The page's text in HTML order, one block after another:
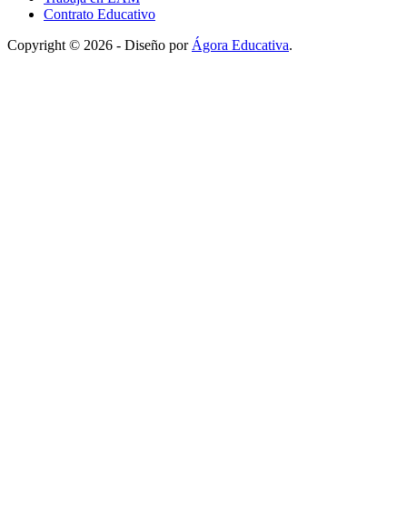
Contrato Educativo
Copyright © 2026 - Diseño por Ágora Educativa.